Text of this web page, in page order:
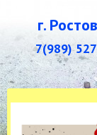
г.
7(989)